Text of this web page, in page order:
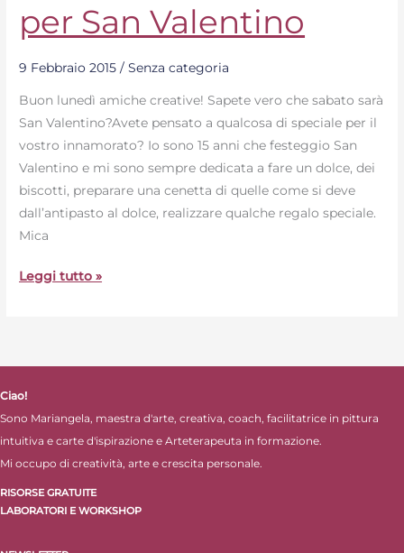
per San Valentino
9 Febbraio 2015/Senza categoria
Buon lunedì amiche creative! Sapete vero che sabato sarà
San Valentino?Avete pensato a qualcosa di speciale per il
vostro innamorato? Io sono 15 anni che festeggio San
Valentino e mi sono sempre dedicata a fare un dolce, dei
biscotti, preparare una cenetta di quelle come si deve
dall’antipasto al dolce, realizzare qualche regalo speciale.
Mica
per
San
Leggi tutto »
Ciao!
Sono Mariangela, maestra d'arte, creativa, coach, facilitatrice in pittura
intuitiva e carte d'ispirazione e Arteterapeuta in formazione.
Mi occupo di creatività, arte e crescita personale.
RISORSE GRATUITE
LABORATORI E WORKSHOP